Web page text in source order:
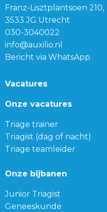
Franz-Lisztplantsoen 210,
3533 JG Utrecht
030-3040022
info@auxilio.nl
Bericht via WhatsApp
Vacatures
Onze vacatures
Triage trainer
Triagist (dag of nacht)
Triage teamleider
Onze bijbanen
Junior Triagist
Geneeskunde